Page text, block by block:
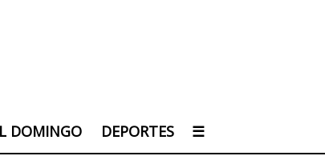
DOMINGO DEPORTES ☰